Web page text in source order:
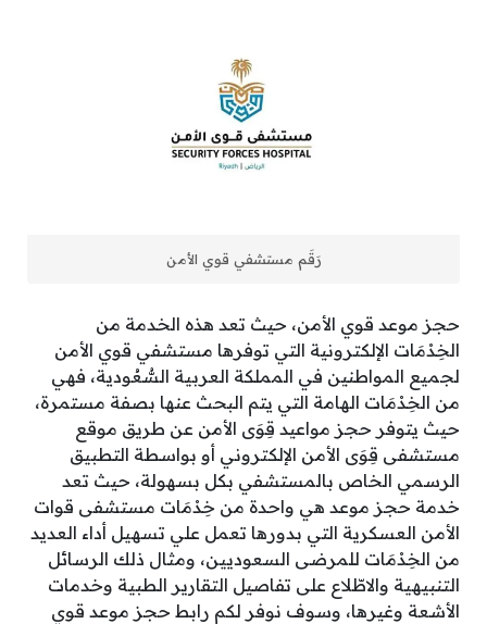
رَقَم مستشفي قوي الأمن
حجز موعد قوي الأمن، حيث تعد هذه الخدمة من
الخِدْمَات الإلكترونية التي توفرها مستشفي قوي الأمن
لجميع المواطنين في المملكة العربية السُّعُودية، فهي
من الخِدْمَات الهامة التي يتم البحث عنها بصفة مستمرة،
حيث يتوفر حجز مواعيد قِوَى الأمن عن طريق موقع
مستشفى قِوَى الأمن الإلكتروني أو بواسطة التطبيق
الرسمي الخاص بالمستشفي بكل بسهولة، حيث تعد
خدمة حجز موعد هي واحدة من خِدْمَات مستشفى قوات
الأمن العسكرية التي بدورها تعمل علي تسهيل أداء العديد
من الخِدْمَات للمرضى السعوديين، ومثال ذلك الرسائل
التنبيهية والاطّلاع على تفاصيل التقارير الطبية وخدمات
الأشعة وغيرها، وسوف نوفر لكم رابط حجز موعد قوي